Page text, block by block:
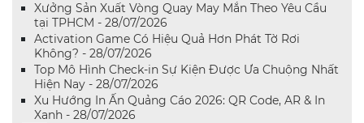
Xưởng Sản Xuất Vòng Quay May Mắn Theo Yêu Cầu
tại TPHCM - 28/07/2026
Activation Game Có Hiệu Quả Hơn Phát Tờ Rơi
Không? - 28/07/2026
Top Mô Hình Check-in Sự Kiện Được Ưa Chuộng Nhất
Hiện Nay - 28/07/2026
Xu Hướng In Ấn Quảng Cáo 2026: QR Code, AR & In
Xanh - 28/07/2026